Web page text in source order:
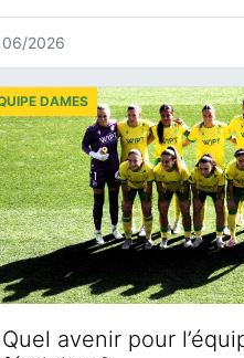
06/2026
Quel avenir pour
DAMES